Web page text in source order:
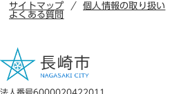
サイトマップ 個人情報の取り扱い
よくある質問
法人番号6000020422011